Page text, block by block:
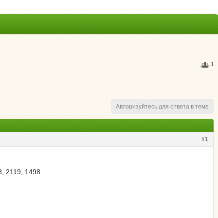
1
Авторизуйтесь для ответа в теме
#1
2119, 1498